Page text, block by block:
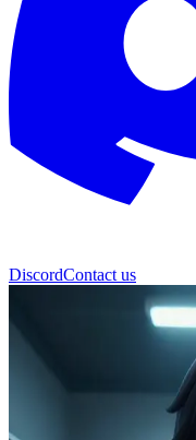
DiscordContact us